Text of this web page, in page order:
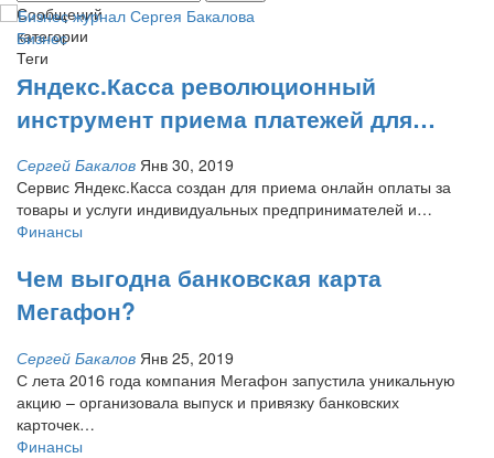
Сообщений
категории
Теги
Бизнес
Яндекс.Касса революционный
инструмент приема платежей для…
Сергей Бакалов Янв 30, 2019
Сервис Яндекс.Касса создан для приема онлайн оплаты за
товары и услуги индивидуальных предпринимателей и…
Финансы
Чем выгодна банковская карта
Мегафон?
Сергей Бакалов Янв 25, 2019
С лета 2016 года компания Мегафон запустила уникальную
акцию – организовала выпуск и привязку банковских
карточек…
Финансы